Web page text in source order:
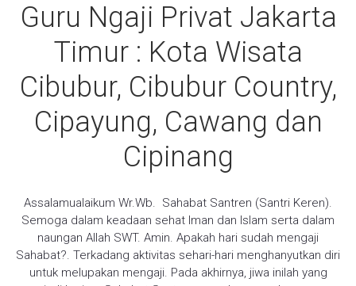
Guru Ngaji Privat Jakarta
Timur : Kota Wisata
Cibubur, Cibubur Country,
Cipayung, Cawang dan
Cipinang
Assalamualaikum Wr.Wb. Sahabat Santren (Santri Keren).
Semoga dalam keadaan sehat Iman dan Islam serta dalam
naungan Allah SWT. Amin. Apakah hari sudah mengaji
Sahabat?. Terkadang aktivitas sehari-hari menghanyutkan diri
untuk melupakan mengaji. Pada akhirnya, jiwa inilah yang